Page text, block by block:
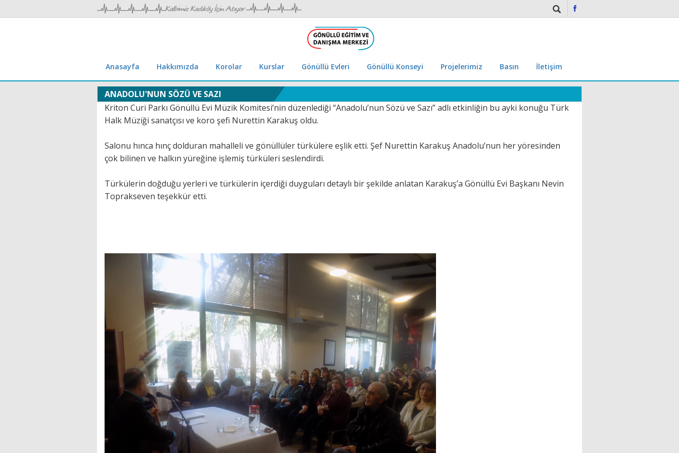
Anasayfa Hakkımızda Korolar Kurslar Gönüllü Evleri Gönüllü Konseyi Projelerimiz Basın İletişim
ANADOLU'NUN SÖZÜ VE SAZI
Kriton Curi Parkı Gönüllü Evi Müzik Komitesi’nin düzenlediği “Anadolu’nun Sözü ve Sazı” adlı etkinliğin bu ayki konuğu Türk
Halk Müziği sanatçısı ve koro şefi Nurettin Karakuş oldu.
Salonu hınca hınç dolduran mahalleli ve gönüllüler türkülere eşlik etti. Şef Nurettin Karakuş Anadolu’nun her yöresinden
çok bilinen ve halkın yüreğine işlemiş türküleri seslendirdi.
Türkülerin doğduğu yerleri ve türkülerin içerdiği duyguları detaylı bir şekilde anlatan Karakuş’a Gönüllü Evi Başkanı Nevin
Toprakseven teşekkür etti.